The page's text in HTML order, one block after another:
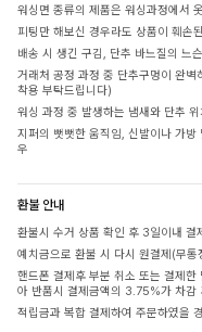
워싱면 종류의 제품은 워싱과정에서
피팅만 해보신 경우라도 상품이 훼손
배송 시 생긴 구김, 단추 바느질의 느
거래처 공정 과정 중 단추구멍이 완
착용 부탁드립니다)
워싱 과정 중 발생하는 냄새와 단추
지퍼의 뻣뻣한 움직임, 신발이나 가
우
환불 안내
환불시 수거 상품 확인 후 3일이내 결
예치금으로 환불 시 다시 원결제(무
핸드폰 결제후 부분 취소 또는 결제
아 반품시 결제금액의 3.75%가 차감
적립금과 복합 결제하여 주문하였을